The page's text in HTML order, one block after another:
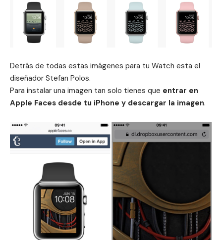
Detrás de todas estas imágenes para tu Watch esta el
diseñador Stefan Polos.
Para instalar una imagen tan solo tienes que entrar en
Apple Faces desde tu iPhone y descargar la imagen.